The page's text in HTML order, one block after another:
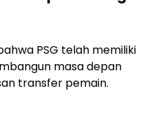
PSG telah memiliki
masa depan
transfer pemain.